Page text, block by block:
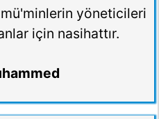
yöneticileri
için nasihattır.